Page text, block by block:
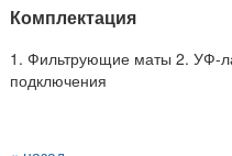
Комплектация
1. Фильтрующие маты 2. УФ-
подключения